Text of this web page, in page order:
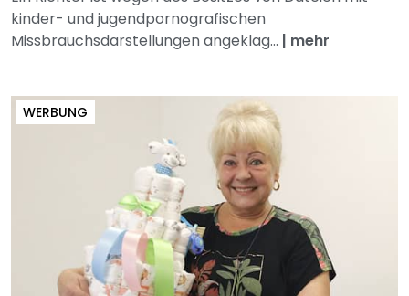
kinder- und jugendpornografischen
Missbrauchsdarstellungen angeklag... | mehr
WERBUNG